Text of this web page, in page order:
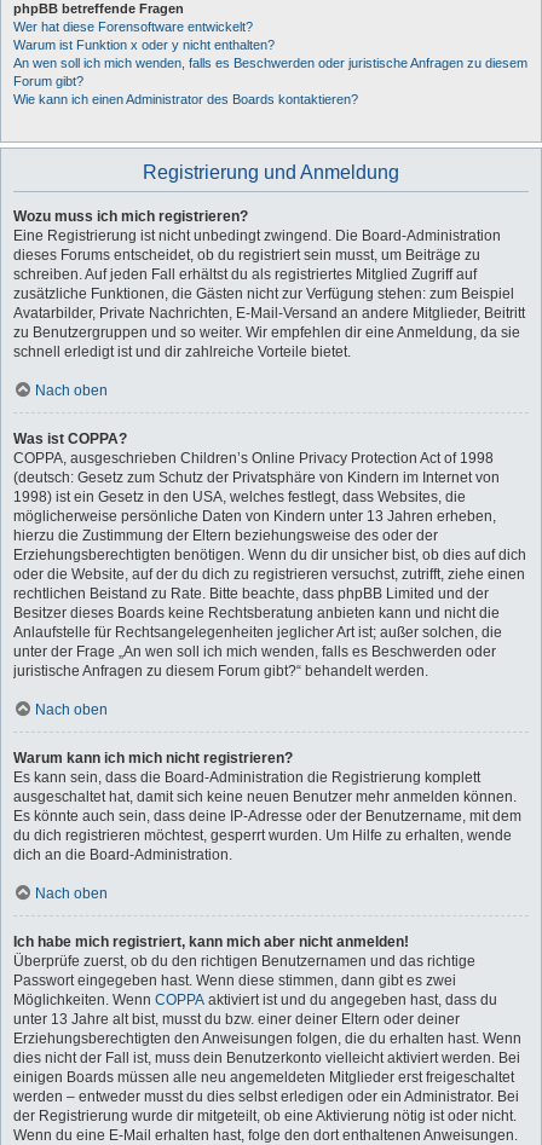
phpBB betreffende Fragen
Wer hat diese Forensoftware entwickelt?
Warum ist Funktion x oder y nicht enthalten?
An wen soll ich mich wenden, falls es Beschwerden oder juristische Anfragen zu diesem
Forum gibt?
Wie kann ich einen Administrator des Boards kontaktieren?
Registrierung und Anmeldung
Wozu muss ich mich registrieren?
Eine Registrierung ist nicht unbedingt zwingend. Die Board-Administration
dieses Forums entscheidet, ob du registriert sein musst, um Beiträge zu
schreiben. Auf jeden Fall erhältst du als registriertes Mitglied Zugriff auf
zusätzliche Funktionen, die Gästen nicht zur Verfügung stehen: zum Beispiel
Avatarbilder, Private Nachrichten, E-Mail-Versand an andere Mitglieder, Beitritt
zu Benutzergruppen und so weiter. Wir empfehlen dir eine Anmeldung, da sie
schnell erledigt ist und dir zahlreiche Vorteile bietet.
Nach oben
Was ist COPPA?
COPPA, ausgeschrieben Children’s Online Privacy Protection Act of 1998
(deutsch: Gesetz zum Schutz der Privatsphäre von Kindern im Internet von
1998) ist ein Gesetz in den USA, welches festlegt, dass Websites, die
möglicherweise persönliche Daten von Kindern unter 13 Jahren erheben,
hierzu die Zustimmung der Eltern beziehungsweise des oder der
Erziehungsberechtigten benötigen. Wenn du dir unsicher bist, ob dies auf dich
oder die Website, auf der du dich zu registrieren versuchst, zutrifft, ziehe einen
rechtlichen Beistand zu Rate. Bitte beachte, dass phpBB Limited und der
Besitzer dieses Boards keine Rechtsberatung anbieten kann und nicht die
Anlaufstelle für Rechtsangelegenheiten jeglicher Art ist; außer solchen, die
unter der Frage „An wen soll ich mich wenden, falls es Beschwerden oder
juristische Anfragen zu diesem Forum gibt?“ behandelt werden.
Nach oben
Warum kann ich mich nicht registrieren?
Es kann sein, dass die Board-Administration die Registrierung komplett
ausgeschaltet hat, damit sich keine neuen Benutzer mehr anmelden können.
Es könnte auch sein, dass deine IP-Adresse oder der Benutzername, mit dem
du dich registrieren möchtest, gesperrt wurden. Um Hilfe zu erhalten, wende
dich an die Board-Administration.
Nach oben
Ich habe mich registriert, kann mich aber nicht anmelden!
Überprüfe zuerst, ob du den richtigen Benutzernamen und das richtige
Passwort eingegeben hast. Wenn diese stimmen, dann gibt es zwei
Möglichkeiten. Wenn COPPA aktiviert ist und du angegeben hast, dass du
unter 13 Jahre alt bist, musst du bzw. einer deiner Eltern oder deiner
Erziehungsberechtigten den Anweisungen folgen, die du erhalten hast. Wenn
dies nicht der Fall ist, muss dein Benutzerkonto vielleicht aktiviert werden. Bei
einigen Boards müssen alle neu angemeldeten Mitglieder erst freigeschaltet
werden – entweder musst du dies selbst erledigen oder ein Administrator. Bei
der Registrierung wurde dir mitgeteilt, ob eine Aktivierung nötig ist oder nicht.
Wenn du eine E-Mail erhalten hast, folge den dort enthaltenen Anweisungen.